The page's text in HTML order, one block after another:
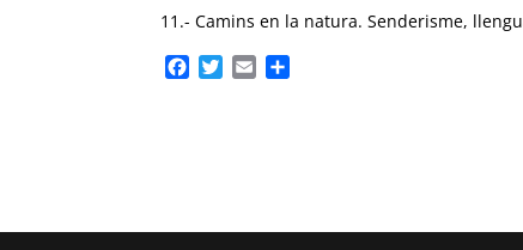
11.- Camins en la natura. Senderisme,
k
e